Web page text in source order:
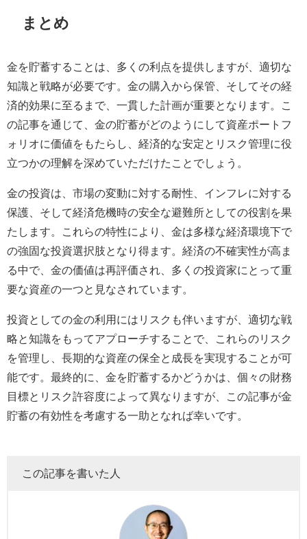
まとめ
金を貯蓄することは、多くの利点を提供しますが、適切な
知識と戦略が必要です。金の購入から保管、そしてその経
済的効果に至るまで、一貫した計画が重要となります。こ
の記事を通じて、金の貯蓄がどのようにして資産ポートフ
ォリオに価値をもたらし、経済的な安定とリスク管理に役
立つかの理解を深めていただけたことでしょう。
金の投資は、市場の変動に対する耐性、インフレに対する
保護、そして経済危機時の安全な避難所としての役割を果
たします。これらの特性により、金は多様な経済環境下で
の強固な投資選択肢となり得ます。経済の不確実性が高ま
る中で、金の価値は再評価され、多くの投資家にとって重
要な資産の一つと見なされています。
投資としての金の利用にはリスクも伴いますが、適切な戦
略と知識をもってアプローチすることで、これらのリスク
を管理し、長期的な資産の保全と成長を実現することが可
能です。最終的に、金を貯蓄するかどうかは、個々の財務
目標とリスク許容度によって異なりますが、この記事が金
貯蓄の有効性を考慮する一助となれば幸いです。
この記事を書いた人